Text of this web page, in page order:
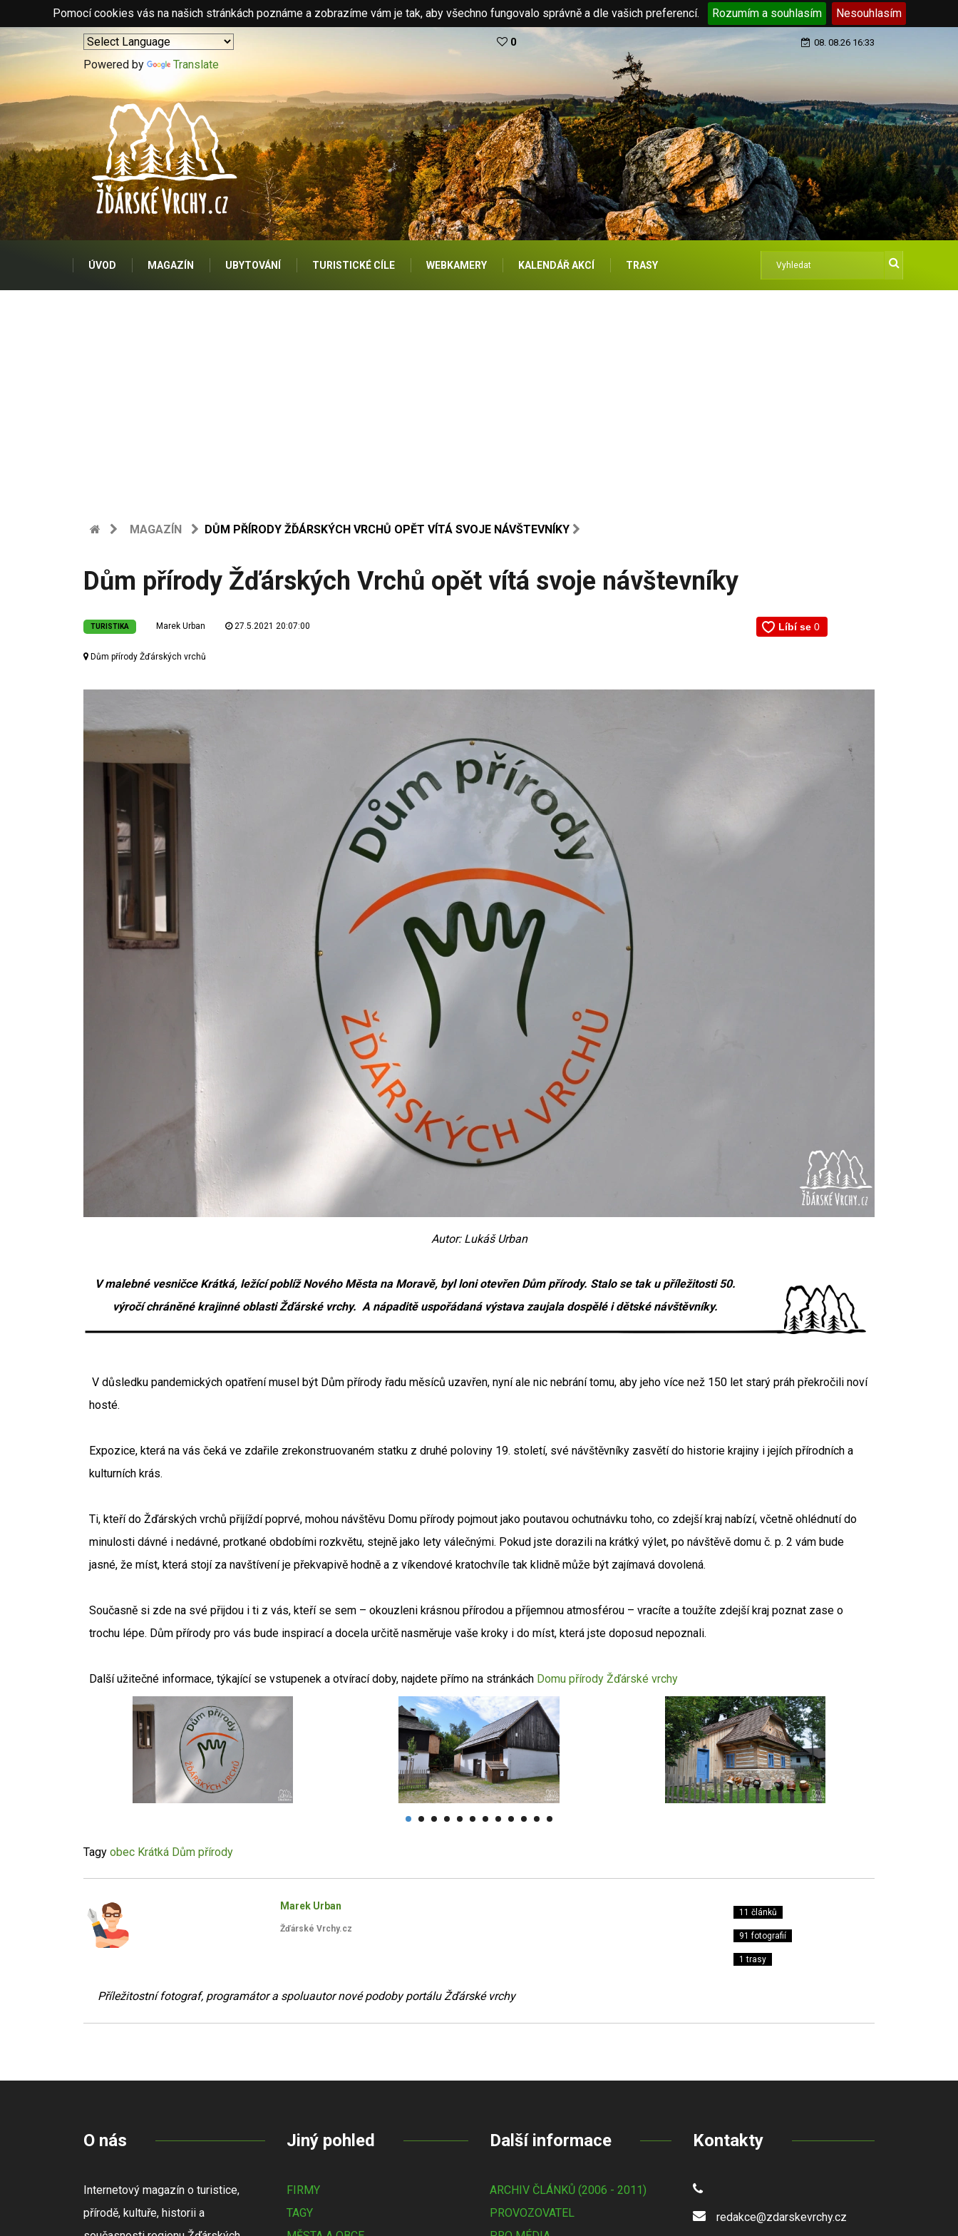
Pomocí cookies vás na našich stránkách poznáme a zobrazíme vám je tak, aby všechno fungovalo správně a dle vašich preferencí. Rozumím a souhlasím Nesouhlasím
Powered by Translate
0 08. 08.26 16:33
ÚVOD MAGAZÍN UBYTOVÁNÍ TURISTICKÉ CÍLE WEBKAMERY KALENDÁŘ AKCÍ TRASY
MAGAZÍN DŮM PŘÍRODY ŽĎÁRSKÝCH VRCHŮ OPĚT VÍTÁ SVOJE NÁVŠTEVNÍKY
Dům přírody Žďárských Vrchů opět vítá svoje návštevníky
TURISTIKA Marek Urban 27.5.2021 20:07:00
Dům přírody Žďárských vrchů
Autor: Lukáš Urban
V malebné vesničce Krátká, ležící poblíž Nového Města na Moravě, byl loni otevřen Dům přírody. Stalo se tak u příležitosti 50.
výročí chráněné krajinné oblasti Žďárské vrchy. A nápaditě uspořádaná výstava zaujala dospělé i dětské návštěvníky.
V důsledku pandemických opatření musel být Dům přírody řadu měsíců uzavřen, nyní ale nic nebrání tomu, aby jeho více než 150 let starý práh překročili noví
hosté.
Expozice, která na vás čeká ve zdařile zrekonstruovaném statku z druhé poloviny 19. století, své návštěvníky zasvětí do historie krajiny i jejích přírodních a
kulturních krás.
Ti, kteří do Žďárských vrchů přijíždí poprvé, mohou návštěvu Domu přírody pojmout jako poutavou ochutnávku toho, co zdejší kraj nabízí, včetně ohlédnutí do
minulosti dávné i nedávné, protkané obdobími rozkvětu, stejně jako lety válečnými. Pokud jste dorazili na krátký výlet, po návštěvě domu č. p. 2 vám bude
jasné, že míst, která stojí za navštívení je překvapivě hodně a z víkendové kratochvíle tak klidně může být zajímavá dovolená.
Současně si zde na své přijdou i ti z vás, kteří se sem – okouzleni krásnou přírodou a příjemnou atmosférou – vracíte a toužíte zdejší kraj poznat zase o
trochu lépe. Dům přírody pro vás bude inspirací a docela určitě nasměruje vaše kroky i do míst, která jste doposud nepoznali.
Další užitečné informace, týkající se vstupenek a otvírací doby, najdete přímo na stránkách Domu přírody Žďárské vrchy
Tagy obec Krátká Dům přírody
Marek Urban
Žďárské Vrchy.cz
11 článků
91 fotografií
1 trasy
Příležitostní fotograf, programátor a spoluautor nové podoby portálu Žďárské vrchy
O nás
Internetový magazín o turistice,
přírodě, kultuře, historii a
Jiný pohled
FIRMY
TAGY
Další informace
ARCHIV ČLÁNKŮ (2006 - 2011)
PROVOZOVATEL
Kontakty
redakce@zdarskevrchy.cz